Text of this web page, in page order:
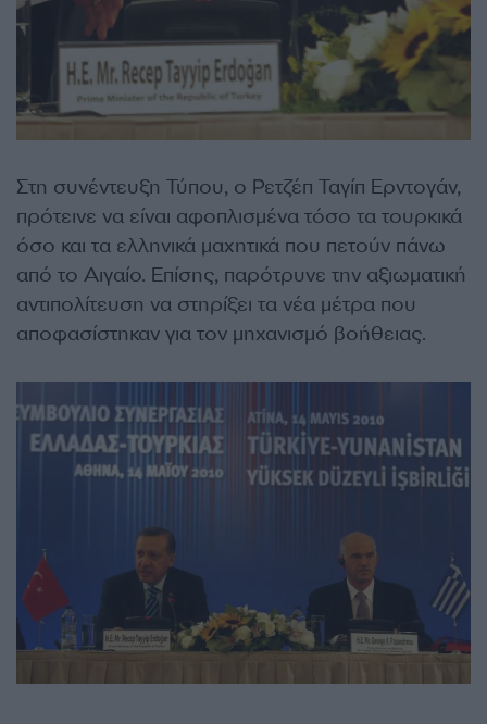
Στη συνέντευξη Τύπου, ο Ρετζέπ Ταγίπ Ερντογάν,
πρότεινε να είναι αφοπλισμένα τόσο τα τουρκικά
όσο και τα ελληνικά μαχητικά που πετούν πάνω
από το Αιγαίο. Επίσης, παρότρυνε την αξιωματική
αντιπολίτευση να στηρίξει τα νέα μέτρα που
αποφασίστηκαν για τον μηχανισμό βοήθειας.